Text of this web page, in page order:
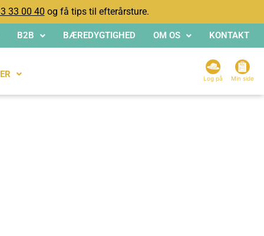
33 00 40 og få tips til efterårsture.
B2B BÆREDYGTIGHED OM OS KONTAKT
Log på Min side